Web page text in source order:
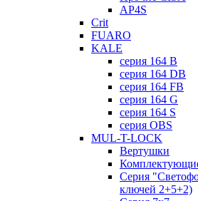
AP4S
Crit
FUARO
KALE
серия 164 B
серия 164 DB
серия 164 FB
серия 164 G
серия 164 S
серия OBS
MUL-T-LOCK
Вертушки
Серия
ключей 2+5+2)